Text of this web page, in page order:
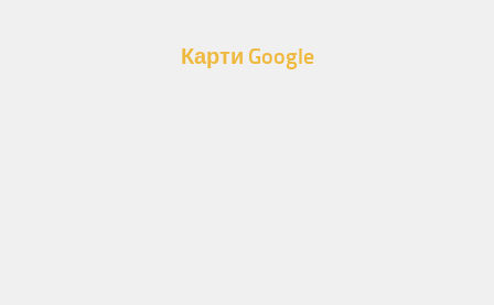
Карти Google